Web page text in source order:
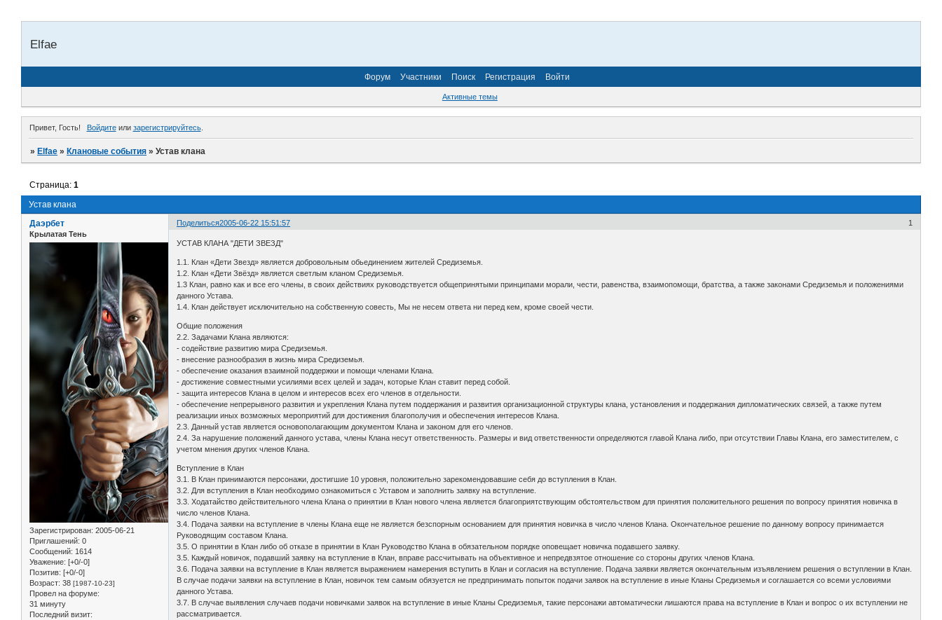
Elfae
Форум Участники Поиск Регистрация Войти
Активные темы
Привет, Гость! Войдитеили зарегистрируйтесь.
»Elfae »Клановые события »Устав клана
Устав клана
Страница:1
Поделиться 1
2005-06-22 15:51:57
Даэрбет
Крылатая Тень
Зарегистрирован: 2005-06-21
Приглашений: 0
Сообщений: 1614
Уважение: [+0/-0]
Позитив: [+0/-0]
Возраст: 38 [1987-10-23]
Провел на форуме:
31 минуту
Последний визит:
УСТАВ КЛАНА "ДЕТИ ЗВЕЗД"
1.1. Клан «Дети Звезд» является добровольным обьединением жителей Средиземья.
1.2. Клан «Дети Звёзд» является светлым кланом Средиземья.
1.3 Клан, равно как и все его члены, в своих действиях руководствуется общепринятыми принципами морали, чести, равенства, взаимопомощи, братства, а также законами Средиземья и положениями
данного Устава.
1.4. Клан действует исключительно на собственную совесть, Мы не несем ответа ни перед кем, кроме своей чести.
Общие положения
2.2. Задачами Клана являются:
- содействие развитию мира Средиземья.
- внесение разнообразия в жизнь мира Средиземья.
- обеспечение оказания взаимной поддержки и помощи членами Клана.
- достижение совместными усилиями всех целей и задач, которые Клан ставит перед собой.
- защита интересов Клана в целом и интересов всех его членов в отдельности.
- обеспечение непрерывного развития и укрепления Клана путем поддержания и развития организационной структуры клана, установления и поддержания дипломатических связей, а также путем
реализации иных возможных мероприятий для достижения благополучия и обеспечения интересов Клана.
2.3. Данный устав является основополагающим документом Клана и законом для его членов.
2.4. За нарушение положений данного устава, члены Клана несут ответственность. Размеры и вид ответственности определяются главой Клана либо, при отсутствии Главы Клана, его заместителем, с
учетом мнения других членов Клана.
Вступление в Клан
3.1. В Клан принимаются персонажи, достигшие 10 уровня, положительно зарекомендовавшие себя до вступления в Клан.
3.2. Для вступления в Клан необходимо ознакомиться с Уставом и заполнить заявку на вступление.
3.3. Ходатайство действительного члена Клана о принятии в Клан нового члена является благоприятствующим обстоятельством для принятия положительного решения по вопросу принятия новичка в
число членов Клана.
3.4. Подача заявки на вступление в члены Клана еще не является безспорным основанием для принятия новичка в число членов Клана. Окончательное решение по данному вопросу принимается
Руководящим составом Клана.
3.5. О принятии в Клан либо об отказе в принятии в Клан Руководство Клана в обязательном порядке оповещает новичка подавшего заявку.
3.5. Каждый новичок, подавший заявку на вступление в Клан, вправе рассчитывать на объективное и непредвзятое отношение со стороны других членов Клана.
3.6. Подача заявки на вступление в Клан является выражением намерения вступить в Клан и согласия на вступление. Подача заявки является окончательным изъявлением решения о вступлении в Клан.
В случае подачи заявки на вступление в Клан, новичок тем самым обязуется не предпринимать попыток подачи заявок на вступление в иные Кланы Средиземья и соглашается со всеми условиями
данного Устава.
3.7. В случае выявления случаев подачи новичками заявок на вступление в иные Кланы Средиземья, такие персонажи автоматически лишаются права на вступление в Клан и вопрос о их вступлении не
рассматривается.